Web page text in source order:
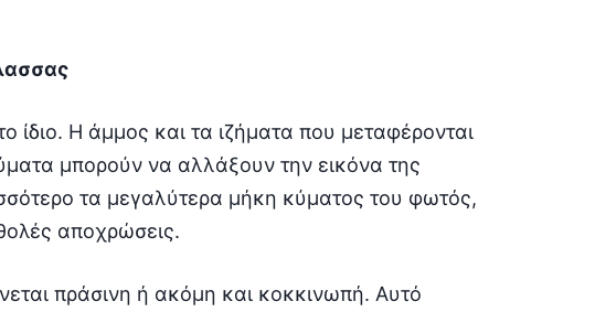
ίδιο. Η άμμος και τα ιζήματα που μεταφέρονται
μπορούν να αλλάξουν την εικόνα της
τα μεγαλύτερα μήκη κύματος του φωτός,
αποχρώσεις.
πράσινη ή ακόμη και κοκκινωπή. Αυτό